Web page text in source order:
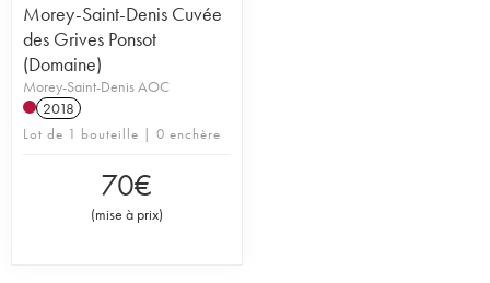
Morey-Saint-Denis Cuvée
des Grives Ponsot
(Domaine)
Morey-Saint-Denis AOC
2018
Lot de 1 bouteille | 0 enchère
70€
(mise à prix)